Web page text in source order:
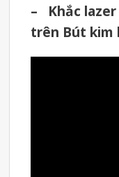
– Khắc lazer
trên Bút kim